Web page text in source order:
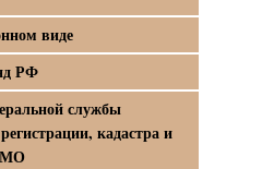
виде
РФ
службы
кадастра и
МО